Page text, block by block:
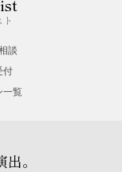
談
付
一覧
。